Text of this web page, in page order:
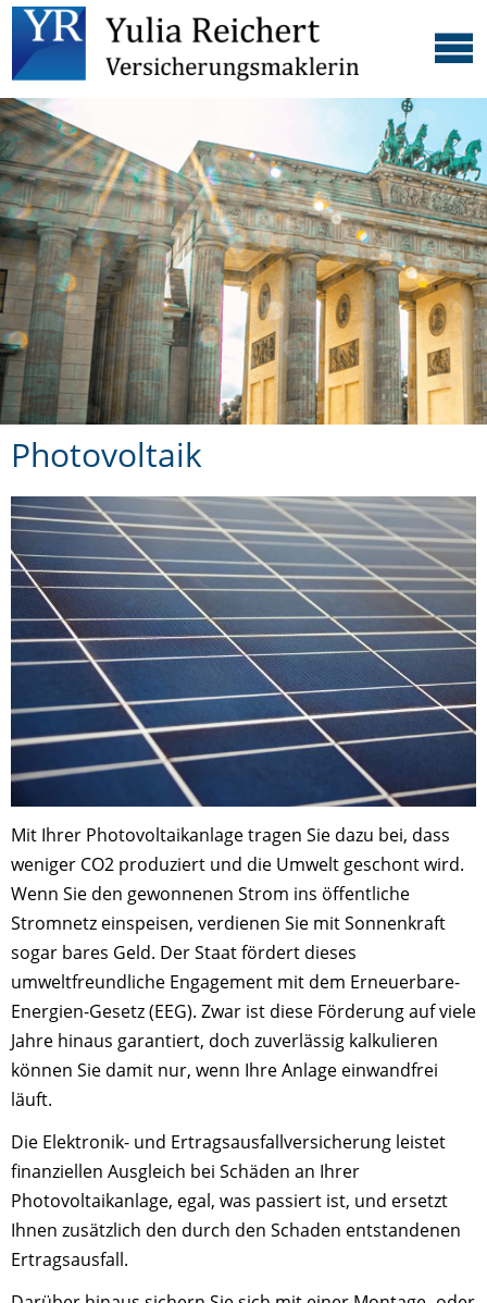
Photovoltaik
Mit Ihrer Photovoltaikanlage tragen Sie dazu bei, dass
weniger CO2 produziert und die Umwelt geschont wird.
Wenn Sie den gewonnenen Strom ins öffentliche
Stromnetz einspeisen, verdienen Sie mit Sonnenkraft
sogar bares Geld. Der Staat fördert dieses
umweltfreundliche Engagement mit dem Erneuerbare-
Energien-Gesetz (EEG). Zwar ist diese Förderung auf viele
Jahre hinaus garantiert, doch zuverlässig kalkulieren
können Sie damit nur, wenn Ihre Anlage einwandfrei
läuft.
Die Elektronik- und Ertragsausfallversicherung leistet
finanziellen Ausgleich bei Schäden an Ihrer
Photovoltaikanlage, egal, was passiert ist, und ersetzt
Ihnen zusätzlich den durch den Schaden entstandenen
Ertragsausfall.